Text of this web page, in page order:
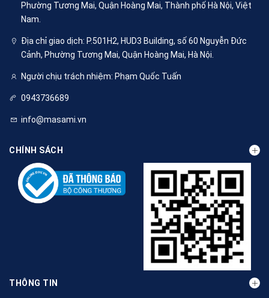
Phường Tương Mai, Quận Hoàng Mai, Thành phố Hà Nội, Việt
Nam.
Địa chỉ giao dịch: P.501H2, HUD3 Building, số 60 Nguyễn Đức
Cảnh, Phường Tương Mai, Quận Hoàng Mai, Hà Nội.
Người chịu trách nhiệm: Phạm Quốc Tuấn
0943736689
info@masami.vn
CHÍNH SÁCH
THÔNG TIN